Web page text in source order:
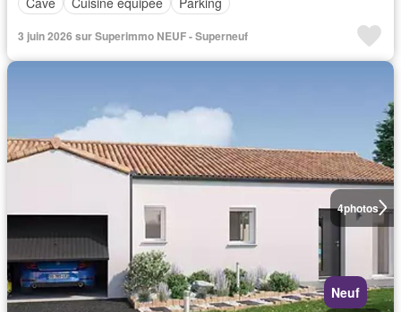
3 juin 2026 sur Superimmo NEUF - Superneuf
4photos
Neuf